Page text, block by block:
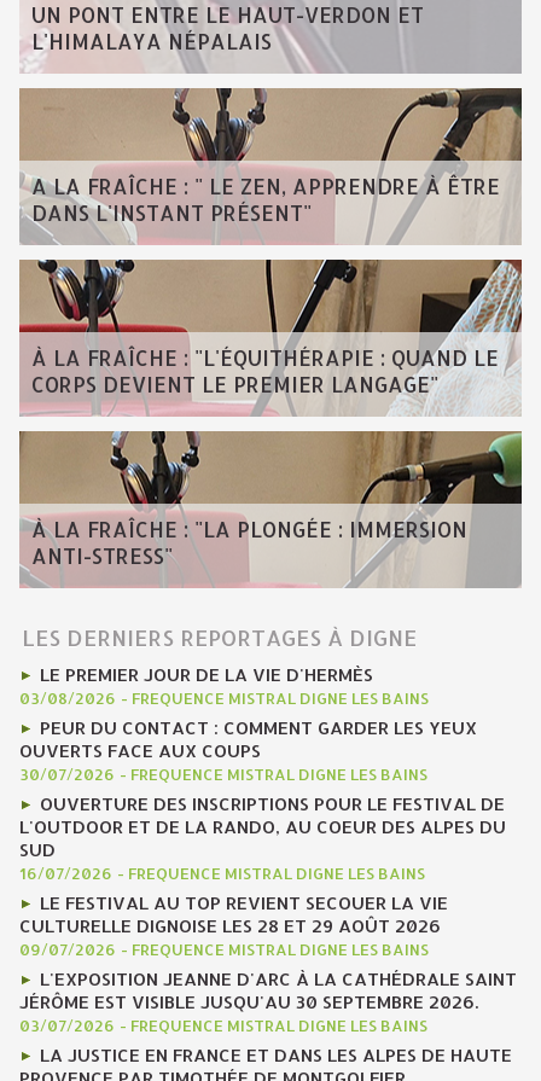
UN PONT ENTRE LE HAUT-VERDON ET
L'HIMALAYA NÉPALAIS
A LA FRAÎCHE : " LE ZEN, APPRENDRE À ÊTRE
DANS L'INSTANT PRÉSENT"
À LA FRAÎCHE : "L'ÉQUITHÉRAPIE : QUAND LE
CORPS DEVIENT LE PREMIER LANGAGE"
À LA FRAÎCHE : "LA PLONGÉE : IMMERSION
ANTI-STRESS"
LES DERNIERS REPORTAGES À DIGNE
LE PREMIER JOUR DE LA VIE D'HERMÈS
03/08/2026 - FREQUENCE MISTRAL DIGNE LES BAINS
PEUR DU CONTACT : COMMENT GARDER LES YEUX
OUVERTS FACE AUX COUPS
30/07/2026 - FREQUENCE MISTRAL DIGNE LES BAINS
OUVERTURE DES INSCRIPTIONS POUR LE FESTIVAL DE
L'OUTDOOR ET DE LA RANDO, AU COEUR DES ALPES DU
SUD
16/07/2026 - FREQUENCE MISTRAL DIGNE LES BAINS
LE FESTIVAL AU TOP REVIENT SECOUER LA VIE
CULTURELLE DIGNOISE LES 28 ET 29 AOÛT 2026
09/07/2026 - FREQUENCE MISTRAL DIGNE LES BAINS
L'EXPOSITION JEANNE D'ARC À LA CATHÉDRALE SAINT
JÉRÔME EST VISIBLE JUSQU'AU 30 SEPTEMBRE 2026.
03/07/2026 - FREQUENCE MISTRAL DIGNE LES BAINS
LA JUSTICE EN FRANCE ET DANS LES ALPES DE HAUTE